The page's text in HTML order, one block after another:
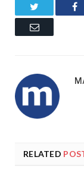
Twitter
Email
RELATED